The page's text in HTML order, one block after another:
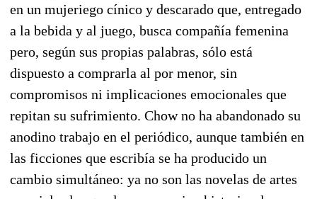
en un mujeriego cínico y descarado que, entregado
a la bebida y al juego, busca compañía femenina
pero, según sus propias palabras, sólo está
dispuesto a comprarla al por menor, sin
compromisos ni implicaciones emocionales que
repitan su sufrimiento. Chow no ha abandonado su
anodino trabajo en el periódico, aunque también en
las ficciones que escribía se ha producido un
cambio simultáneo: ya no son las novelas de artes